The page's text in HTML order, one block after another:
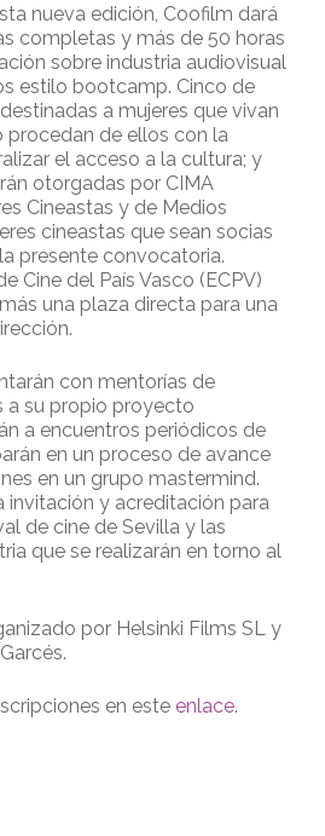
nueva edición, Coofilm dará
completas y más de 50 horas
sobre industria audiovisual
estilo bootcamp. Cinco de
a mujeres que vivan
procedan de ellos con la
el acceso a la cultura; y
otorgadas por CIMA
Cineastas y de Medios
cineastas que sean socias
presente convocatoria.
Cine del País Vasco (ECPV)
una plaza directa para una
con mentorías de
a su propio proyecto
a encuentros periódicos de
en un proceso de avance
en un grupo mastermind.
invitación y acreditación para
de cine de Sevilla y las
que se realizarán en torno al
por Helsinki Films SL y
en este enlace.